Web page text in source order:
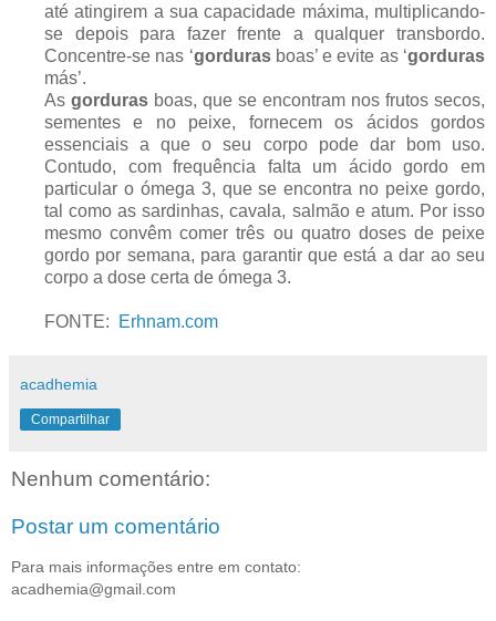
até atingirem a sua capacidade máxima, multiplicando-
se depois para fazer frente a qualquer transbordo.
Concentre-se nas ‘gordurasboas’ e evite as ‘gorduras
más’.
As gorduras boas, que se encontram nos frutos secos,
sementes e no peixe, fornecem os ácidos gordos
essenciais a que o seu corpo pode dar bom uso.
Contudo, com frequência falta um ácido gordo em
particular o ómega 3, que se encontra no peixe gordo,
tal como as sardinhas, cavala, salmão e atum. Por isso
mesmo convêm comer três ou quatro doses de peixe
gordo por semana, para garantir que está a dar ao seu
corpo a dose certa de ómega 3.
FONTE: Erhnam.com
acadhemia
Compartilhar
Nenhum comentário:
Postar um comentário
Para mais informações entre em contato:
acadhemia@gmail.com